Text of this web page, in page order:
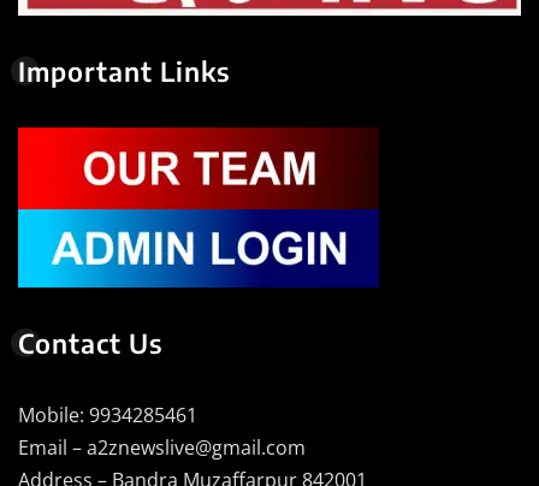
Important Links
Contact Us
Mobile: 9934285461
Email – a2znewslive@gmail.com
Address – Bandra Muzaffarpur 842001